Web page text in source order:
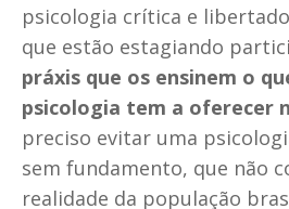
psicologia crítica e
que estão estagiando
práxis que os ensinem o
psicologia tem a oferecer
preciso evitar uma
sem fundamento, que não
realidade da população